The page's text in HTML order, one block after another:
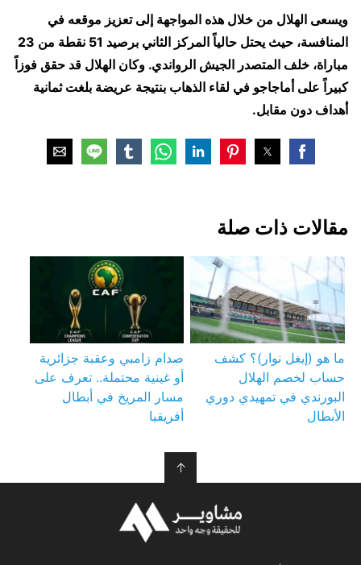
ويسعى الهلال من خلال هذه المواجهة إلى تعزيز موقعه في
المنافسة، حيث يحتل حالياً المركز الثاني برصيد 51 نقطة من 23
مباراة، خلف المتصدر الجيش الرواندي. وكان الهلال قد حقق فوزاً
كبيراً على أماجاجو في لقاء الذهاب بنتيجة عريضة بلغت ثمانية
أهداف دون مقابل.
مقالات ذات صلة
ما هو (إيغل نوار)؟ كشف
حساب لخصم الهلال
البورندي في تمهيدي دوري
الأبطال
صدام زامبي وعقبة جزائرية
أو غينية محتملة.. تعرف على
مسار المريخ في أبطال
أفريقيا
↑